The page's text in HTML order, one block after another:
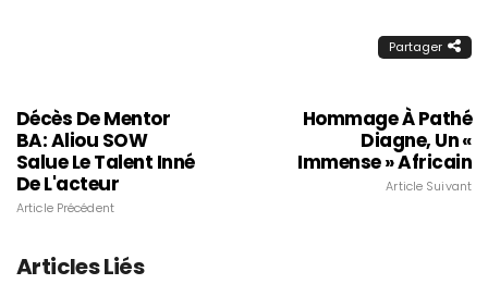
Partager
Décès De Mentor
BA: Aliou SOW
Salue Le Talent Inné
De L'acteur
Article Précédent
Hommage À Pathé
Diagne, Un «
Immense » Africain
Article Suivant
Articles Liés